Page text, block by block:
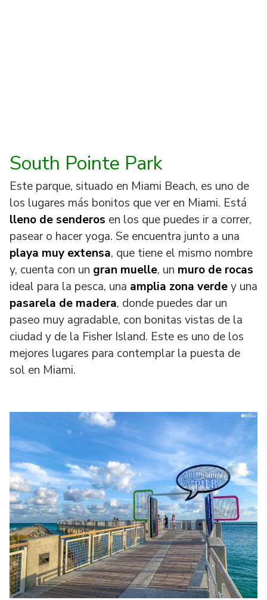
South Pointe Park
Este parque, situado en Miami Beach, es uno de
los lugares más bonitos que ver en Miami. Está
lleno desenderos en los que puedes ir a correr,
pasear o hacer yoga. Se encuentra junto a una
playa muy extensa, que tiene el mismo nombre
y, cuenta con un gran muelle, un muro de rocas
ideal para la pesca, una amplia zona verdey una
pasarela de madera, donde puedes dar un
paseo muy agradable, con bonitas vistas de la
ciudad y de la Fisher Island. Este es uno de los
mejores lugares para contemplar la puesta de
sol en Miami.